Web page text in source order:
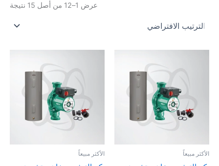
عرض 1–12 من أصل 15 نتيجة
الأكثر مبيعاً الأكثر مبيعاً